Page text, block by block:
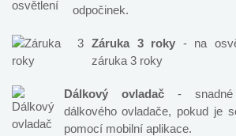
odpočinek.
Záruka 3 roky - na
záruka 3 roky
Dálkový ovladač- snadné
dálkového ovladače, pokud je
pomocí mobilní aplikace.